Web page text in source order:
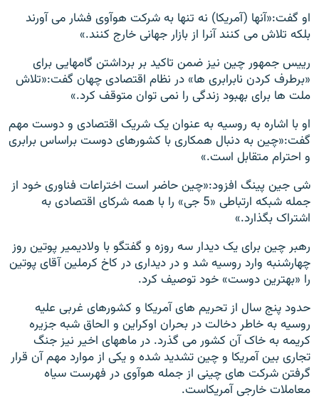
او گفت:«آنها (آمریکا) نه تنها به شرکت هوآوی فشار می آورند
بلکه تلاش می کنند آنرا از بازار جهانی خارج کنند.»
رییس جمهور چین نیز ضمن تاکید بر برداشتن گامهایی برای
«برطرف کردن نابرابری ها» در نظام اقتصادی چهان گفت:«تلاش
ملت ها برای بهبود زندگی را نمی توان متوقف کرد.»
او با اشاره به روسیه به عنوان یک شریک اقتصادی و دوست مهم
گفت:«چین به دنبال همکاری با کشورهای دوست براساس برابری
و احترام متقابل است.»
شی جین پینگ افزود:«چین حاضر است اختراعات فناوری خود از
جمله شبکه ارتباطی «5 جی» را با همه شرکای اقتصادی به
اشتراک بگذارد.»
رهبر چین برای یک دیدار سه روزه و گفتگو با ولادیمیر پوتین روز
چهارشنبه وارد روسیه شد و در دیداری در کاخ کرملین آقای پوتین
را «بهترین دوست» خود توصیف کرد.
حدود پنج سال از تحریم های آمریکا و کشورهای غربی علیه
روسیه به خاطر دخالت در بحران اوکراین و الحاق شبه جزیره
کریمه به خاک آن کشور می گذرد. در ماههای اخیر نیز جنگ
تجاری بین آمریکا و چین تشدید شده و یکی از موارد مهم آن قرار
گرفتن شرکت های چینی از جمله هوآوی در فهرست سیاه
معاملات خارجی آمریکاست.